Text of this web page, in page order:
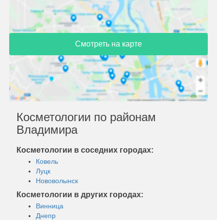
Смотреть на карте
Косметологии по районам
Владимира
Косметологии в соседних городах:
Ковель
Луцк
Нововолынск
Косметологии в других городах:
Винница
Днепр